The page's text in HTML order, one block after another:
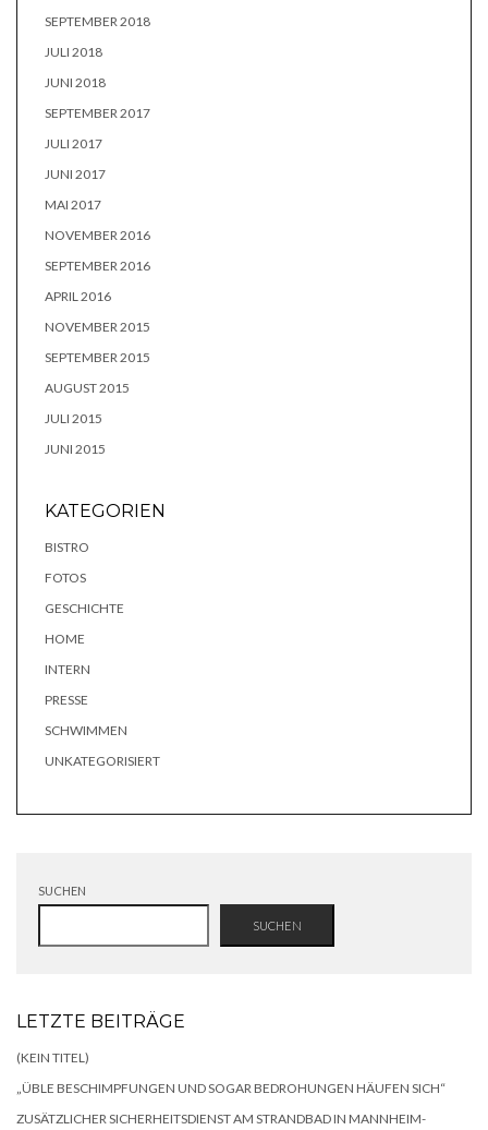
SEPTEMBER 2018
JULI 2018
JUNI 2018
SEPTEMBER 2017
JULI 2017
JUNI 2017
MAI 2017
NOVEMBER 2016
SEPTEMBER 2016
APRIL 2016
NOVEMBER 2015
SEPTEMBER 2015
AUGUST 2015
JULI 2015
JUNI 2015
KATEGORIEN
BISTRO
FOTOS
GESCHICHTE
HOME
INTERN
PRESSE
SCHWIMMEN
UNKATEGORISIERT
SUCHEN
SUCHEN
LETZTE BEITRÄGE
(KEIN TITEL)
„ÜBLE BESCHIMPFUNGEN UND SOGAR BEDROHUNGEN HÄUFEN SICH“
ZUSÄTZLICHER SICHERHEITSDIENST AM STRANDBAD IN MANNHEIM-